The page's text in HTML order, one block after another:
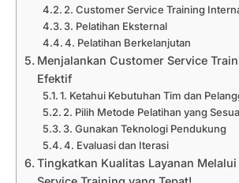
2. Customer Service Training
3. Pelatihan Eksternal
4. Pelatihan Berkelanjutan
Menjalankan Customer Service
Efektif
1. Ketahui Kebutuhan Tim dan
2. Pilih Metode Pelatihan yang
3. Gunakan Teknologi Pendukung
4. Evaluasi dan Iterasi
Tingkatkan Kualitas Layanan